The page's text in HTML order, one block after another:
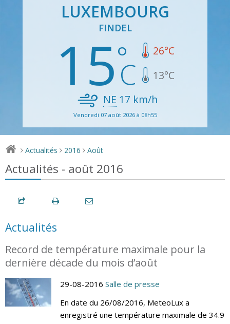
LUXEMBOURG
FINDEL
15 26°C
13°C
NE 17 km/h
Vendredi 07 août 2026 à 08h55
> Actualités > 2016 > Août
Actualités - août 2016
Actualités
Record de température maximale pour la
dernière décade du mois d’août
29-08-2016 Salle de presse
En date du 26/08/2016, MeteoLux a
enregistré une température maximale de 34.9